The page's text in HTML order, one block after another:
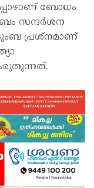
ബോധം
സന്ദർശന
പ്രശ്‌നമാണ്